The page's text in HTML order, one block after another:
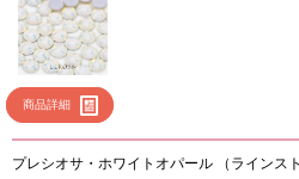
商品詳細
プレシオサ・ホワイトオパール （ラインス